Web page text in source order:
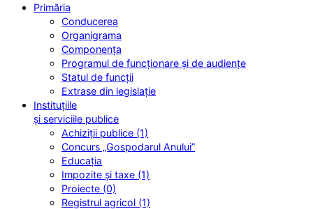
Primăria
Conducerea
Organigrama
Componența
Programul de funcționare și de audiențe
Statul de funcții
Extrase din legislație
Instituțiile
și serviciile publice
Achiziții publice (1)
Concurs „Gospodarul Anului”
Educația
Impozite și taxe (1)
Proiecte (0)
Registrul agricol (1)